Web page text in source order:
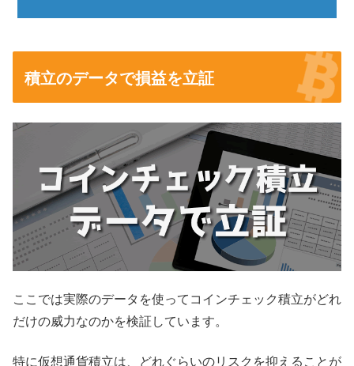
積立のデータで損益を立証
ここでは実際のデータを使ってコインチェック積立がどれ
だけの威力なのかを検証しています。
特に仮想通貨積立は、どれぐらいのリスクを抑えることが